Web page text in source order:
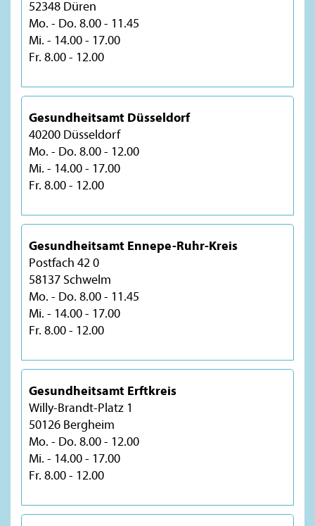
52348 Düren
Mo. - Do. 8.00 - 11.45
Mi. - 14.00 - 17.00
Fr. 8.00 - 12.00
Gesundheitsamt Düsseldorf
40200 Düsseldorf
Mo. - Do. 8.00 - 12.00
Mi. - 14.00 - 17.00
Fr. 8.00 - 12.00
Gesundheitsamt Ennepe-Ruhr-Kreis
Postfach 42 0
58137 Schwelm
Mo. - Do. 8.00 - 11.45
Mi. - 14.00 - 17.00
Fr. 8.00 - 12.00
Gesundheitsamt Erftkreis
Willy-Brandt-Platz 1
50126 Bergheim
Mo. - Do. 8.00 - 12.00
Mi. - 14.00 - 17.00
Fr. 8.00 - 12.00